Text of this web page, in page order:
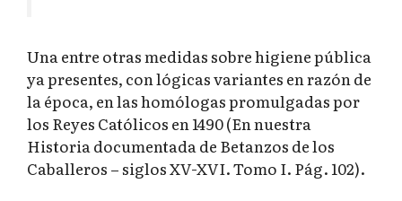
Una entre otras medidas sobre higiene pública
ya presentes, con lógicas variantes en razón de
la época, en las homólogas promulgadas por
los Reyes Católicos en 1490 (En nuestra
Historia documentada de Betanzos de los
Caballeros – siglos XV-XVI. Tomo I. Pág. 102).